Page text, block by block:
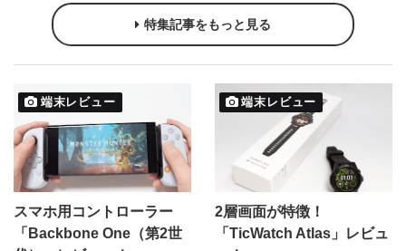
特集記事をもっと見る
端末レビュー
スマホ用コントローラー
「Backbone One（第2世
端末レビュー
2層画面が特徴！
「TicWatch Atlas」レビュ